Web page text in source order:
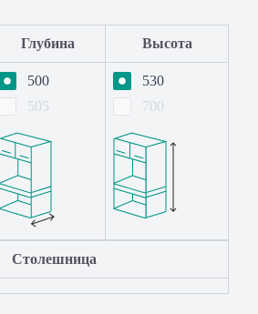
Глубина Высота
500
505
530
700
Столешница